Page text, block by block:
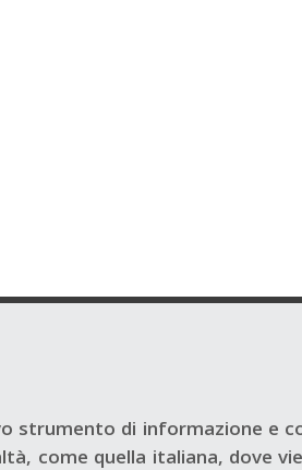
strumento di informazione e
come quella italiana, dove